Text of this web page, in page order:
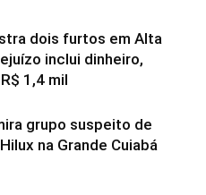
dois furtos em Alta
inclui dinheiro,
1,4 mil
grupo suspeito de
na Grande Cuiabá